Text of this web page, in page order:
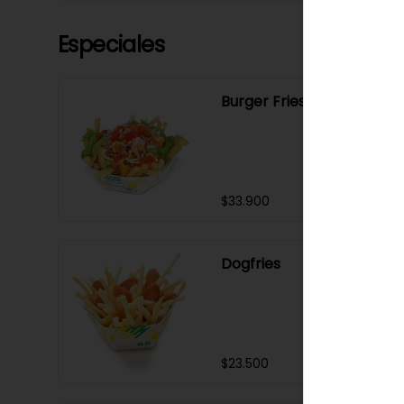
Especiales
Burger Fries
$33.900
Dogfries
$23.500